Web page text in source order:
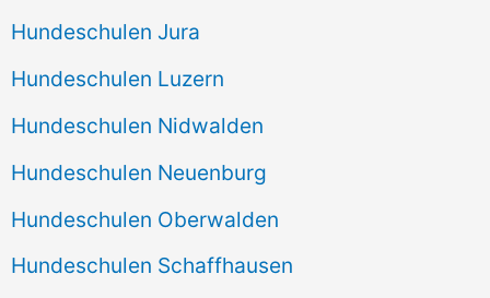
Hundeschulen Jura
Hundeschulen Luzern
Hundeschulen Nidwalden
Hundeschulen Neuenburg
Hundeschulen Oberwalden
Hundeschulen Schaffhausen